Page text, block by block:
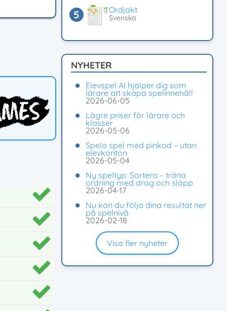
Ordjakt
Svenska
NYHETER
Elevspel AI hjälper dig som
lärare att skapa spelinnehåll
2026-06-05
Lägre priser för lärare och
klasser
2026-05-06
Spela spel med pinkod – utan
elevkonton
2026-05-04
Ny speltyp: Sortera – träna
ordning med drag och släpp
2026-04-17
Nu kan du följa dina resultat ner
på spelnivå
2026-02-18
Visa fler nyheter